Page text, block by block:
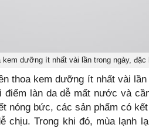
dưỡng ít nhất vài lần trong ngày, đặc
thoa kem dưỡng ít nhất vài
làn da dễ mất nước và
nóng bức, các sản phẩm có
chịu. Trong khi đó, mùa lạnh